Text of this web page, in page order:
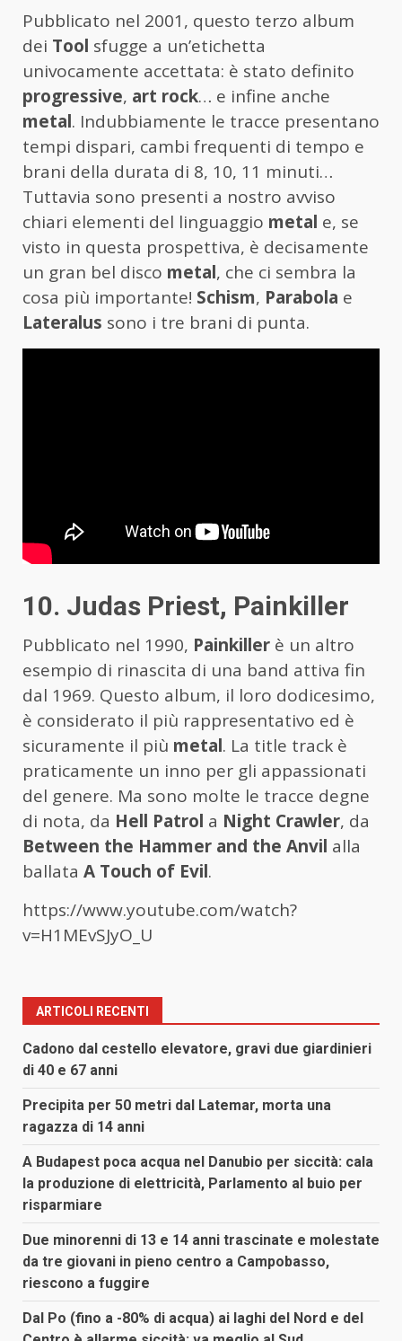
Pubblicato nel 2001, questo terzo album
dei Tool sfugge a un’etichetta
univocamente accettata: è stato definito
progressive, art rock… e infine anche
metal. Indubbiamente le tracce presentano
tempi dispari, cambi frequenti di tempo e
brani della durata di 8, 10, 11 minuti…
Tuttavia sono presenti a nostro avviso
chiari elementi del linguaggio metal e, se
visto in questa prospettiva, è decisamente
un gran bel disco metal, che ci sembra la
cosa più importante! Schism, Parabola e
Lateralus sono i tre brani di punta.
10. Judas Priest, Painkiller
Pubblicato nel 1990, Painkiller è un altro
esempio di rinascita di una band attiva fin
dal 1969. Questo album, il loro dodicesimo,
è considerato il più rappresentativo ed è
sicuramente il più metal. La title track è
praticamente un inno per gli appassionati
del genere. Ma sono molte le tracce degne
di nota, da Hell Patrol a Night Crawler, da
Between the Hammer and the Anvil alla
ballata A Touch of Evil.
https://www.youtube.com/watch?
v=H1MEvSJyO_U
ARTICOLI RECENTI
Cadono dal cestello elevatore, gravi due giardinieri
di 40 e 67 anni
Precipita per 50 metri dal Latemar, morta una
ragazza di 14 anni
A Budapest poca acqua nel Danubio per siccità: cala
la produzione di elettricità, Parlamento al buio per
risparmiare
Due minorenni di 13 e 14 anni trascinate e molestate
da tre giovani in pieno centro a Campobasso,
riescono a fuggire
Dal Po (fino a -80% di acqua) ai laghi del Nord e del